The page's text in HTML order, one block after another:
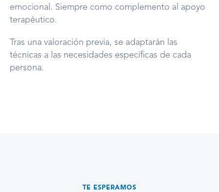
emocional. Siempre como complemento al apoyo
terapéutico.
Tras una valoración previa, se adaptarán las
técnicas a las necesidades específicas de cada
persona.
TE ESPERAMOS